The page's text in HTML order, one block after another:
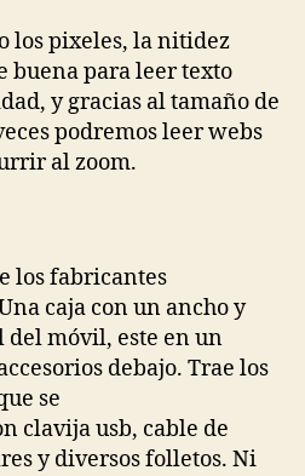
los pixeles, la nitidez
buena para leer texto
y gracias al tamaño de
podremos leer webs
al zoom.
los fabricantes
caja con un ancho y
del móvil, este en un
debajo. Trae los
se
clavija usb, cable de
y diversos folletos. Ni